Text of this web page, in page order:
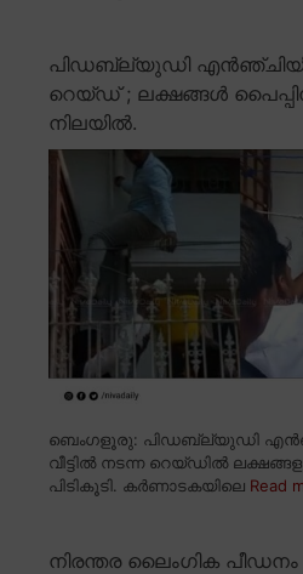
പിഡബ്ല്യുഡി
റെയ്ഡ് ; ലക്ഷങ്ങൾ
നിലയിൽ.
ബെംഗളൂരു: പിഡബ്ല്യുഡി
വീട്ടിൽ നടന്ന റെയ്ഡിൽ
പിടികൂടി. കർണാടകയിലെ Read
നിരന്തര ലൈംഗിക